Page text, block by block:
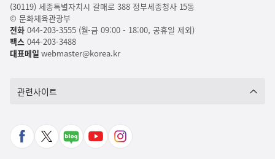
(30119) 세종특별자치시 갈매로 388 정부세종청사 15동
© 문화체육관광부
전화044-203-3555 (월-금 09:00 - 18:00, 공휴일 제외)
팩스044-203-3488
대표메일 webmaster@korea.kr
관련사이트
페
X
네
유
인